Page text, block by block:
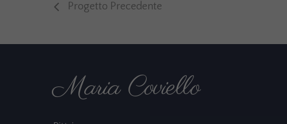
Progetto Precedente
Maria Coviello